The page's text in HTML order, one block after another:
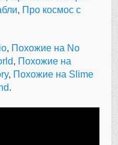
, Про космос с
, Похожие на No
, Похожие на
, Похожие на Slime
.